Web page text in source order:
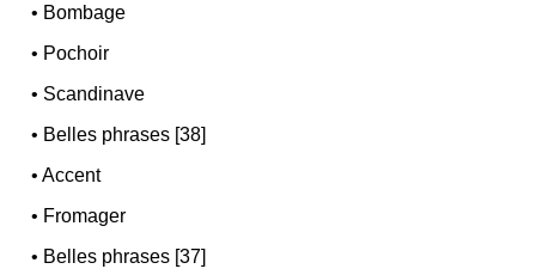
• Bombage
• Pochoir
• Scandinave
• Belles phrases [38]
•Accent
• Fromager
• Belles phrases [37]